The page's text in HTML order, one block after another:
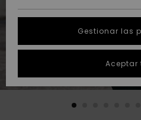
Inicia una
la
SOSTENIBILIDAD
Gestionar las
Aceptar